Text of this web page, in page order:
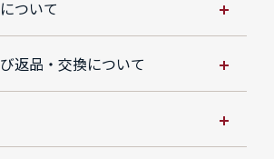
ついて
返品・交換について